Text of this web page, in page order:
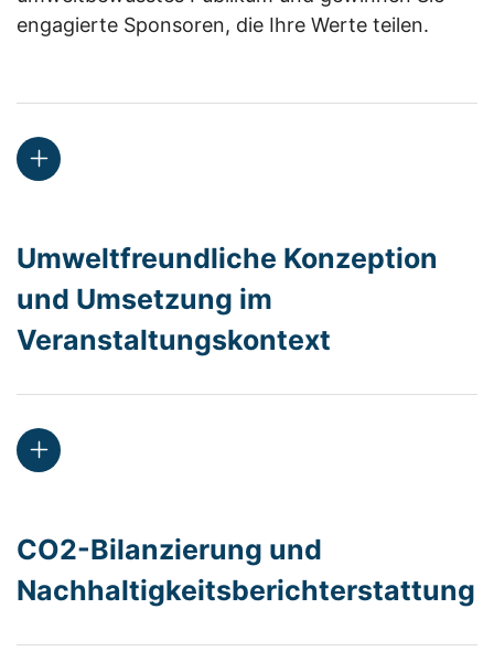
engagierte Sponsoren, die Ihre Werte teilen.
Umweltfreundliche Konzeption
und Umsetzung im
Veranstaltungskontext
CO2-Bilanzierung und
Nachhaltigkeitsberichterstattung